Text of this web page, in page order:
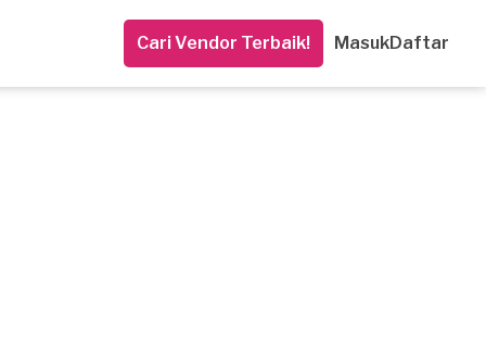
Cari Vendor Terbaik! MasukDaftar